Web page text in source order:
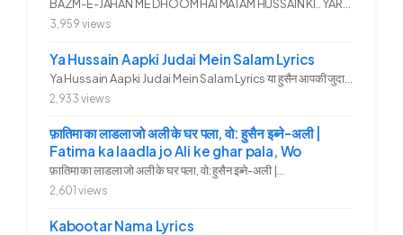
3,959 views
Ya Hussain Aapki Judai Mein Salam Lyrics
2,933 views
फ़ातिमा का लाडला जो अली के घर पला, वो: हुसैन इब्ने-अली |
Fatima ka laadla jo Ali ke ghar pala, Wo
फ़ातिमा का लाडला जो अली के घर पला, वो: हुसैन इब्ने-अली |...
2,601 views
Kabootar Nama Lyrics